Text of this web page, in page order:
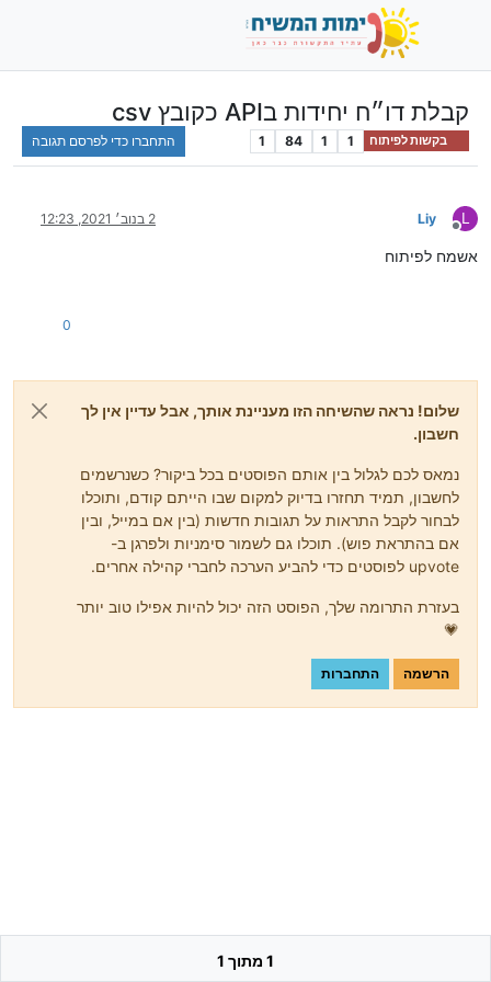
קבלת דו״ח יחידות בAPI כקובץ csv
בקשות לפיתוח 1
1
84
1 התחברו כדי לפרסם תגובה
L
מנותק
Liy 2 בנוב׳ 2021, 12:23
אשמח לפיתוח
0
שלום! נראה שהשיחה הזו מעניינת אותך, אבל עדיין אין לך
חשבון.
נמאס לכם לגלול בין אותם הפוסטים בכל ביקור? כשנרשמים
לחשבון, תמיד תחזרו בדיוק למקום שבו הייתם קודם, ותוכלו
לבחור לקבל התראות על תגובות חדשות (בין אם במייל, ובין
אם בהתראת פוש). תוכלו גם לשמור סימניות ולפרגן ב-
upvote לפוסטים כדי להביע הערכה לחברי קהילה אחרים.
בעזרת התרומה שלך, הפוסט הזה יכול להיות אפילו טוב יותר
💗
הרשמה התחברות
1 מתוך 1